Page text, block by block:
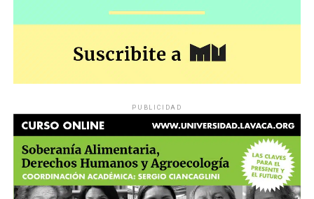
PUBLICIDAD